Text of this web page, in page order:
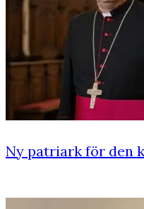
Ny patriark för den